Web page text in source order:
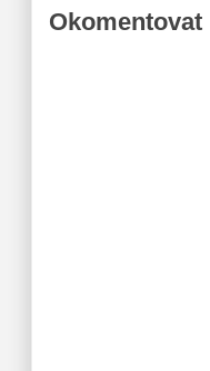
Okomentovat